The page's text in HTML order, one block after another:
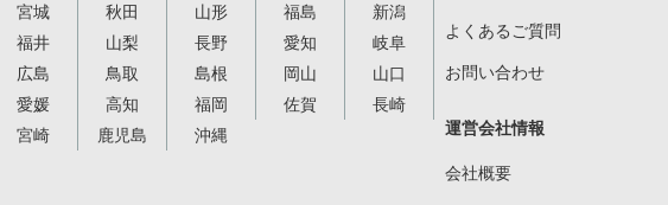
宮城 秋田 山形 福島
新潟
福井 山梨 長野 愛知
岐阜
広島 鳥取 島根 岡山
山口
愛媛 高知 福岡 佐賀
長崎
宮崎 鹿児島 沖縄
よくあるご質問
お問い合わせ
運営会社情報
会社概要